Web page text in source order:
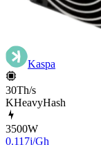
Kaspa
30Th/s
KHeavyHash
3500W
0.117j/Gh